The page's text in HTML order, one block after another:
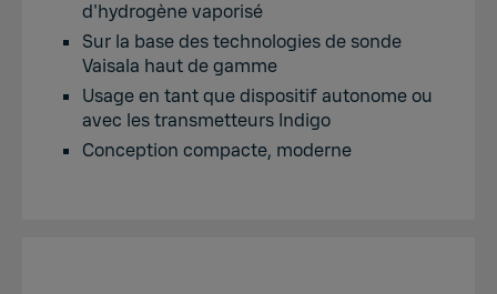
d'hydrogène vaporisé
Sur la base des technologies de sonde
Vaisala haut de gamme
Usage en tant que dispositif autonome ou
avec les transmetteurs Indigo
Conception compacte, moderne